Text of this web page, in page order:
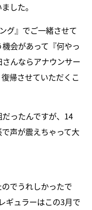
した。
グ』でご一緒させて
会があって『何やっ
んならアナウンサー
帰させていただくこ
ったんですが、14
声が震えちゃって大
のでうれしかったで
ギュラーはこの3月で